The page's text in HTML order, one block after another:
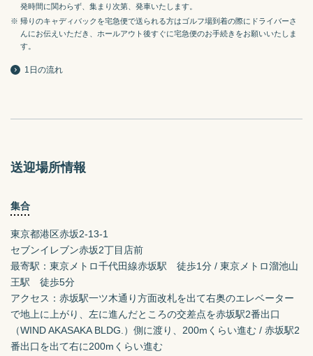
発時間に関わらず、集まり次第、発車いたします。
※ 帰りのキャディバックを宅急便で送られる方はゴルフ場到着の際にドライバーさ
んにお伝えいただき、ホールアウト後すぐに宅急便のお手続きをお願いいたしま
す。
1日の流れ
送迎場所情報
集合
東京都港区赤坂2-13-1
セブンイレブン赤坂2丁目店前
最寄駅：東京メトロ千代田線赤坂駅　徒歩1分 / 東京メトロ溜池山
王駅　徒歩5分
アクセス：赤坂駅一ツ木通り方面改札を出て右奥のエレベーター
で地上に上がり、左に進んだところの交差点を赤坂駅2番出口
（WIND AKASAKA BLDG.）側に渡り、200mくらい進む / 赤坂駅2
番出口を出て右に200mくらい進む